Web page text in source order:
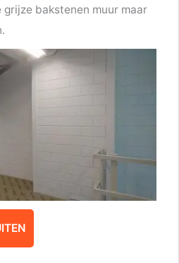
bakstenen muur maar